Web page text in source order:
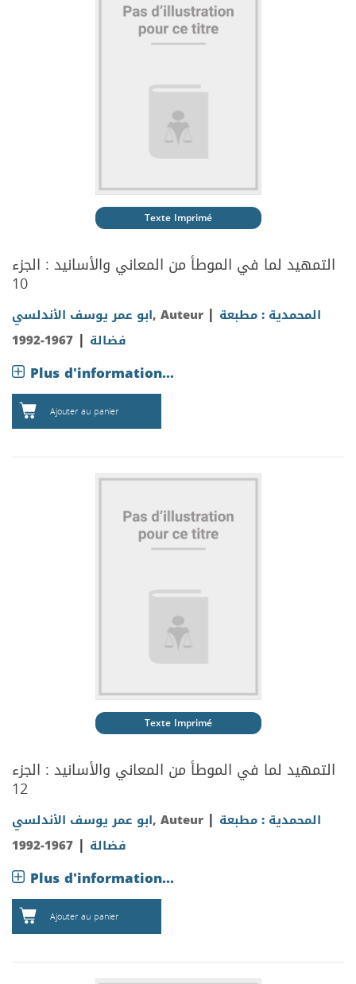
Texte Imprimé
التمهيد لما في الموطأ من المعاني والأسانيد : الجزء
10
ابو عمر يوسف الأندلسي, Auteur | المحمدية : مطبعة
فضالة |
1967-1992
Plus d'information...
Ajouter au panier
Texte Imprimé
التمهيد لما في الموطأ من المعاني والأسانيد : الجزء
12
ابو عمر يوسف الأندلسي, Auteur | المحمدية : مطبعة
فضالة |
1967-1992
Plus d'information...
Ajouter au panier